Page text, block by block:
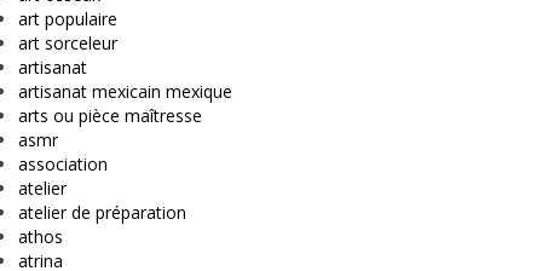
art populaire
art sorceleur
artisanat
artisanat mexicain mexique
arts ou pièce maîtresse
asmr
association
atelier
atelier de préparation
athos
atrina